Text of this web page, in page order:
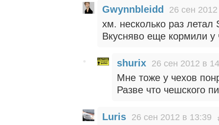
Gwynnbleidd 26 сен
хм. несколько раз
Вкусняво еще кормили у
shurix 26 сен 2012 в
Мне тоже у чехов
Разве что чешского
Luris 26 сен 2012 в 13:39